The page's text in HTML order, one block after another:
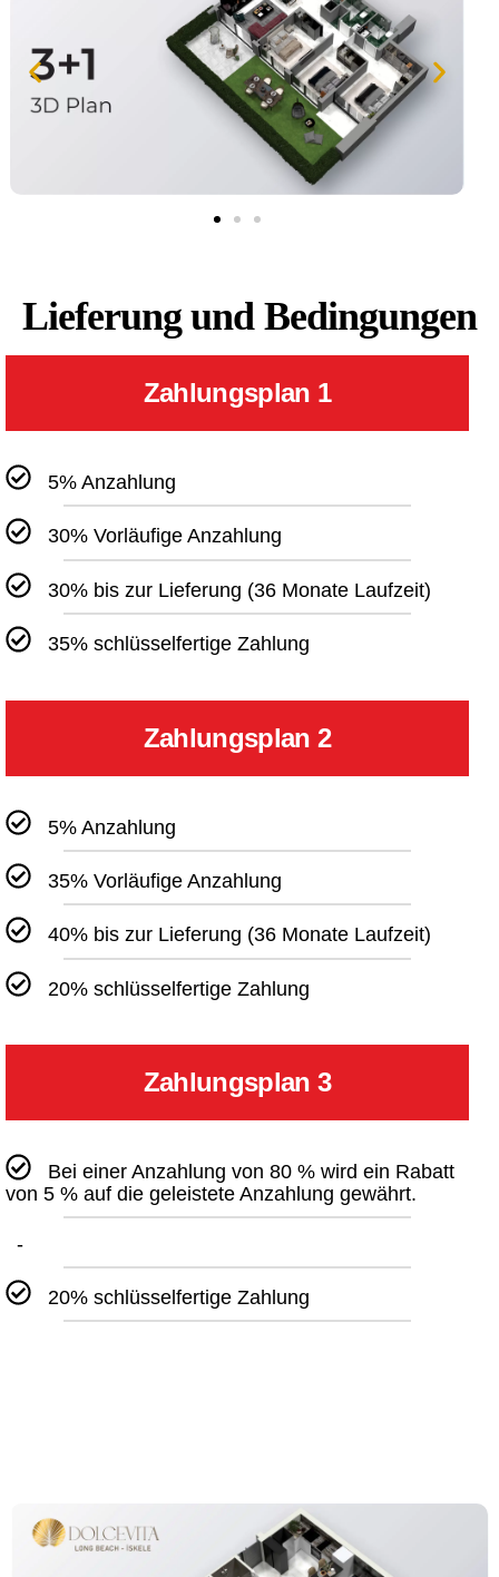
Lieferung und Bedingungen
Zahlungsplan 1
5% Anzahlung
30% Vorläufige Anzahlung
30% bis zur Lieferung (36 Monate Laufzeit)
35% schlüsselfertige Zahlung
Zahlungsplan 2
5% Anzahlung
35% Vorläufige Anzahlung
40% bis zur Lieferung (36 Monate Laufzeit)
20% schlüsselfertige Zahlung
Zahlungsplan 3
Bei einer Anzahlung von 80 % wird ein Rabatt
von 5 % auf die geleistete Anzahlung gewährt.
-
20% schlüsselfertige Zahlung